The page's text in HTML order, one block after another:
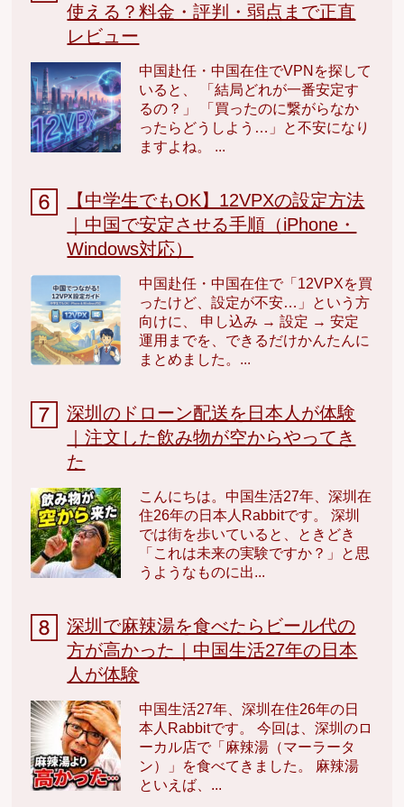
使える？料金・評判・弱点まで正直
レビュー
中国赴任・中国在住でVPNを探して
いると、 「結局どれが一番安定す
るの？」 「買ったのに繋がらなか
ったらどうしよう…」と不安になり
ますよね。 ...
【中学生でもOK】12VPXの設定方法
｜中国で安定させる手順（iPhone・
Windows対応）
中国赴任・中国在住で「12VPXを買
ったけど、設定が不安…」という方
向けに、 申し込み → 設定 → 安定
運用までを、できるだけかんたんに
まとめました。...
深圳のドローン配送を日本人が体験
｜注文した飲み物が空からやってき
た
こんにちは。中国生活27年、深圳在
住26年の日本人Rabbitです。 深圳
では街を歩いていると、ときどき
「これは未来の実験ですか？」と思
うようなものに出...
深圳で麻辣湯を食べたらビール代の
方が高かった｜中国生活27年の日本
人が体験
中国生活27年、深圳在住26年の日
本人Rabbitです。 今回は、深圳のロ
ーカル店で「麻辣湯（マーラータ
ン）」を食べてきました。 麻辣湯
といえば、...